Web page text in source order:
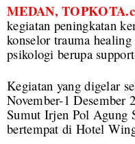
MEDAN,
kegiatan peningkatan
konselor trauma
psikologi berupa
Kegiatan yang digelar
November-1 Desember
Sumut Irjen Pol Agung
bertempat di Hotel